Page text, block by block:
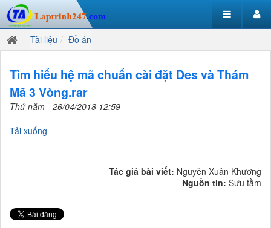
Tài liệu Đồ án
Tìm hiểu hệ mã chuẩn cài đặt Des và Thám
Mã 3 Vòng.rar
Thứ năm - 26/04/2018 12:59
Tải xuống
Tác giả bài viết: Nguyễn Xuân Khương
Nguồn tin: Sưu tầm